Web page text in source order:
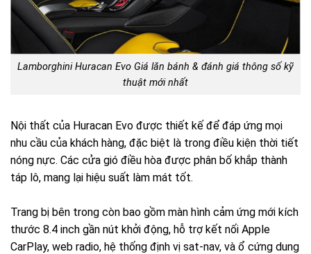
Lamborghini Huracan Evo Giá lăn bánh & đánh giá thông số kỹ
thuật mới nhất
Nội thất của Huracan Evo được thiết kế để đáp ứng mọi
nhu cầu của khách hàng, đặc biệt là trong điều kiện thời tiết
nóng nực. Các cửa gió điều hòa được phân bố khắp thành
táp lô, mang lại hiệu suất làm mát tốt.
Trang bị bên trong còn bao gồm màn hình cảm ứng mới kích
thước 8.4 inch gần nút khởi động, hỗ trợ kết nối Apple
CarPlay, web radio, hệ thống định vị sat-nav, và ổ cứng dung